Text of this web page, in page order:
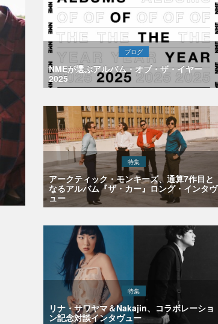
ブログ
NMEが選ぶアルバム・オブ・ザ・イヤー
2025
特集
アークティック・モンキーズ、通算7作目と
なるアルバム『ザ・カー』ロング・インタヴ
ュー
特集
リナ・サワヤマ＆Nakajin、コラボレーショ
ン記念対談インタヴュー